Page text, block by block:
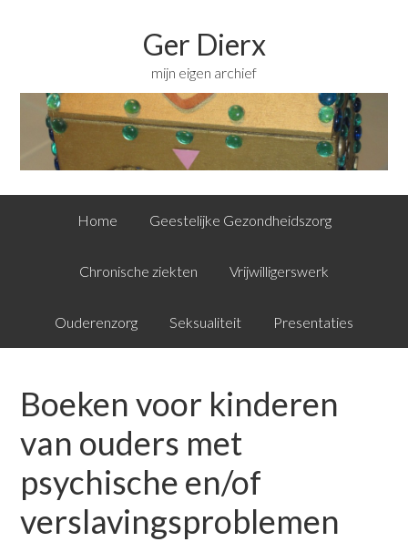
Ger Dierx
mijn eigen archief
Home Geestelijke Gezondheidszorg
Chronische ziekten Vrijwilligerswerk
Ouderenzorg Seksualiteit Presentaties
Boeken voor kinderen
van ouders met
psychische en/of
verslavingsproblemen